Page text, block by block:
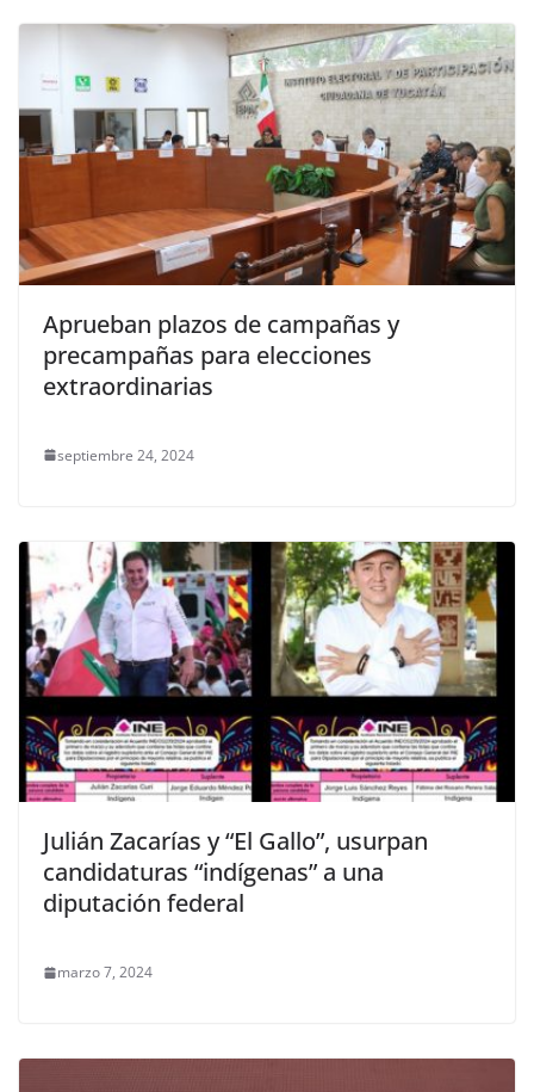
Aprueban plazos de campañas y
precampañas para elecciones
extraordinarias
septiembre 24, 2024
Julián Zacarías y “El Gallo”, usurpan
candidaturas “indígenas” a una
diputación federal
marzo 7, 2024